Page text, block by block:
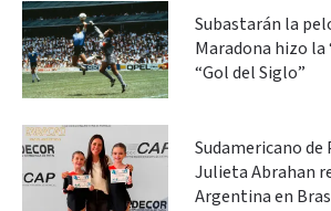
Subastarán la
Maradona hizo la
“Gol del Siglo”
Sudamericano
Julieta Abrahan
Argentina en